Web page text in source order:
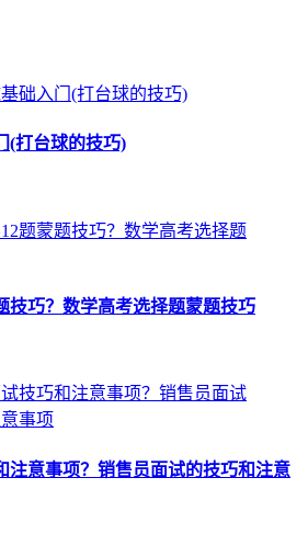
(打台球的技巧)
技巧？数学高考选择题蒙题技巧
注意事项？销售员面试的技巧和注意